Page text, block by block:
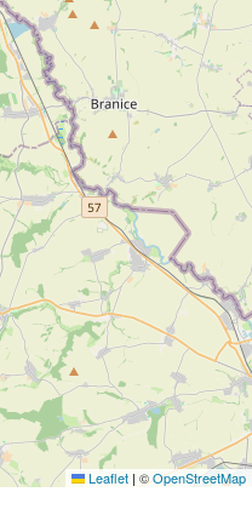
Leaflet | ©OpenStreetMap